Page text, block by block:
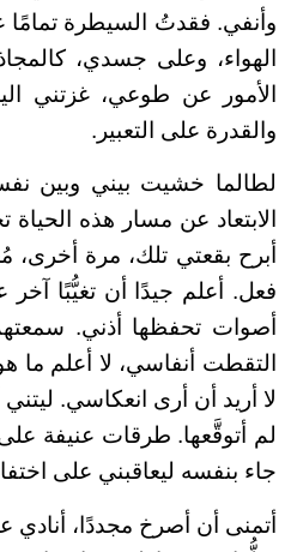
وأنفي. فقدتُ السيطرة
الهواء، وعلى جسدي،
الأمور عن طوعي، غزتني
والقدرة على التعبير.
لطالما خشيت بيني وبين
الابتعاد عن مسار هذه
أبرح بقعتي تلك، مرة أخرى،
فعل. أعلم جيدًا أن تغيُّبًا
أصوات تحفظها أذني.
التقطت أنفاسي، لا أعلم ما
لا أريد أن أرى انعكاسي.
لم أتوقَّعها. طرقات عنيفة
جاء بنفسه ليعاقبني على
أتمنى أن أصرخ مجددًا، أنادي